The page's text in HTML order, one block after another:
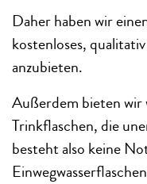
Daher haben wir
kostenloses,
anzubieten.
Außerdem bieten wir
Trinkflaschen, die
besteht also keine